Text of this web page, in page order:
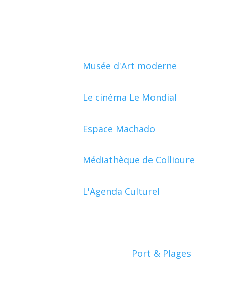
Musée d'Art moderne
Le cinéma Le Mondial
Espace Machado
Médiathèque de Collioure
L'Agenda Culturel
Port & Plages
SOCIAL - SANTÉ